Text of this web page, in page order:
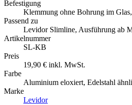
Befestigung
Klemmung ohne Bohrung im
Passend zu
Levidor Slimline, Ausführung ab
Artikelnummer
SL-KB
Preis
19,90 € inkl. MwSt.
Farbe
Aluminium eloxiert, Edelstahl
Marke
Levidor